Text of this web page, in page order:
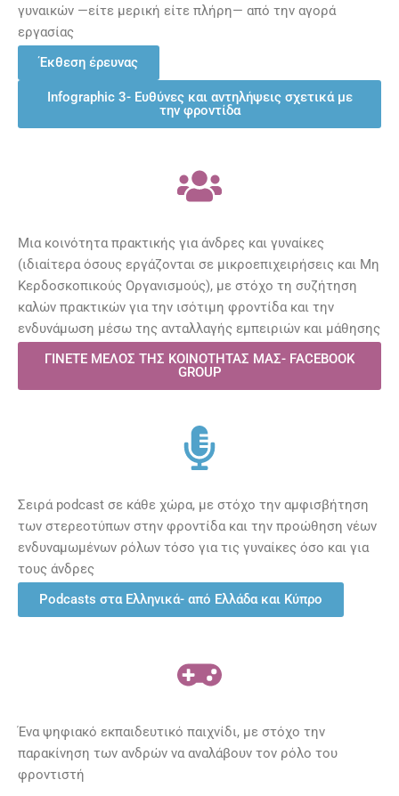
γυναικών —είτε μερική είτε πλήρη— από την αγορά
εργασίας
Έκθεση έρευνας
Infographic 3- Ευθύνες και αντηλήψεις σχετικά με
την φροντίδα
Μια κοινότητα πρακτικής για άνδρες και γυναίκες
(ιδιαίτερα όσους εργάζονται σε μικροεπιχειρήσεις και Μη
Κερδοσκοπικούς Οργανισμούς), με στόχο τη συζήτηση
καλών πρακτικών για την ισότιμη φροντίδα και την
ενδυνάμωση μέσω της ανταλλαγής εμπειριών και μάθησης
ΓΙΝΕΤΕ ΜΕΛΟΣ ΤΗΣ ΚΟΙΝΟΤΗΤΑΣ ΜΑΣ- FACEBOOK
GROUP
Σειρά podcast σε κάθε χώρα, με στόχο την αμφισβήτηση
των στερεοτύπων στην φροντίδα και την προώθηση νέων
ενδυναμωμένων ρόλων τόσο για τις γυναίκες όσο και για
τους άνδρες
Podcasts στα Ελληνικά- από Ελλάδα και Κύπρο
Ένα ψηφιακό εκπαιδευτικό παιχνίδι, με στόχο την
παρακίνηση των ανδρών να αναλάβουν τον ρόλο του
φροντιστή